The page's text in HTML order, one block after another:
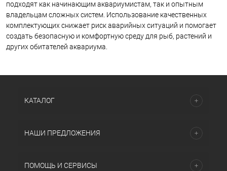
подходят как начинающим аквариумистам, так и опытным
владельцам сложных систем. Использование качественных
комплектующих снижает риск аварийных ситуаций и помогает
создать безопасную и комфортную среду для рыб, растений и
других обитателей аквариума.
КАТАЛОГ
НАШИ ПРЕДЛОЖЕНИЯ
ПОМОЩЬ И СЕРВИСЫ